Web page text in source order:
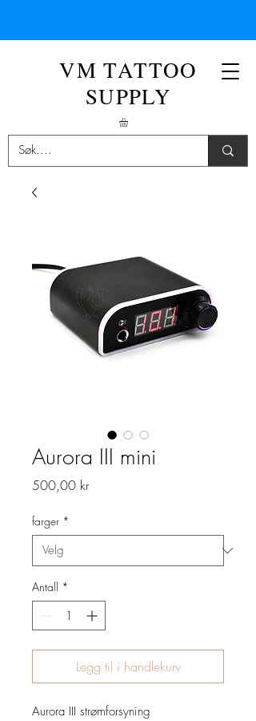
VM TATTOO
SUPPLY
Aurora III mini
500,00 krPris
farger *
Antall *
Legg til i handlekurv
Aurora III strømforsyning